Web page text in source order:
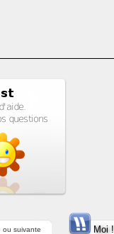
ou suivante Moi !